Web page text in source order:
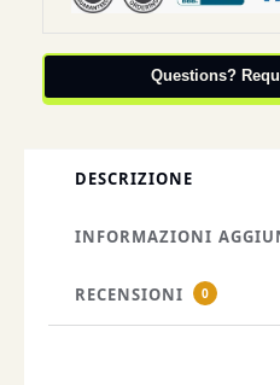
Questions?
DESCRIZIONE
INFORMAZIONI
RECENSIONI 0